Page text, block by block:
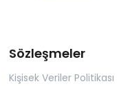
Sözleşmeler
Kişisek Veriler Politikası